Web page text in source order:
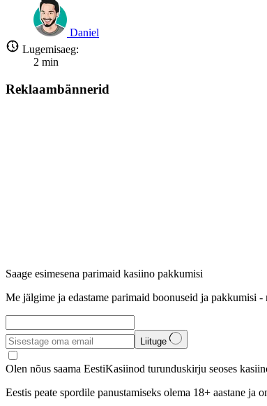
Daniel
Lugemisaeg:
2 min
Reklaambännerid
Saage esimesena parimaid kasiino pakkumisi
Me jälgime ja edastame parimaid boonuseid ja pakkumisi -
Liituge
Olen nõus saama EestiKasiinod turunduskirju seoses
Eestis peate spordile panustamiseks olema 18+ aastane